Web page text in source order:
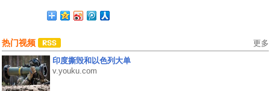
热门视频 更多
印度撕毁和以色列大单
v.youku.com